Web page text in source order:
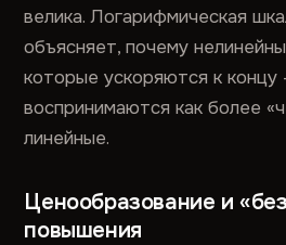
велика. Логарифмическая
объясняет, почему
которые ускоряются к концу
воспринимаются как более
линейные.
Ценообразование и
повышения